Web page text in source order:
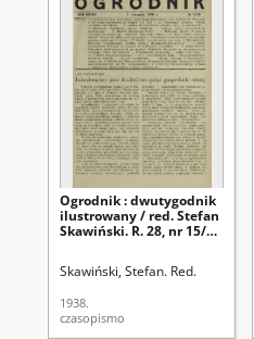
Ogrodnik : dwutygodnik
ilustrowany / red. Stefan
Skawiński. R. 28, nr 15/16
Skawiński, Stefan. Red.
1938.
czasopismo